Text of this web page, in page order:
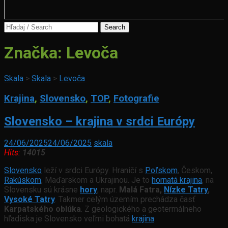
Search
Značka: Levoča
Skala > Skala > Levoča
Krajina, Slovensko, TOP, Fotografie
Slovensko – krajina v srdci Európy
24/06/202524/06/2025 skala
Hits: 14015
Slovensko leží v srdci Európy. Hraničí s Poľskom, Českom,
Rakúskom, Maďarskom a Ukrajinou. Je to hornatá krajina, na
Slovensku sú krásne hory, napr. Malá Fatra, Nízke Tatry,
Vysoké Tatry. Takmer celým územím prechádza časť
Karpatského oblúka. Z geologického a geotermálneho
hľadiska je Slovensko veľmi bohatá krajina.